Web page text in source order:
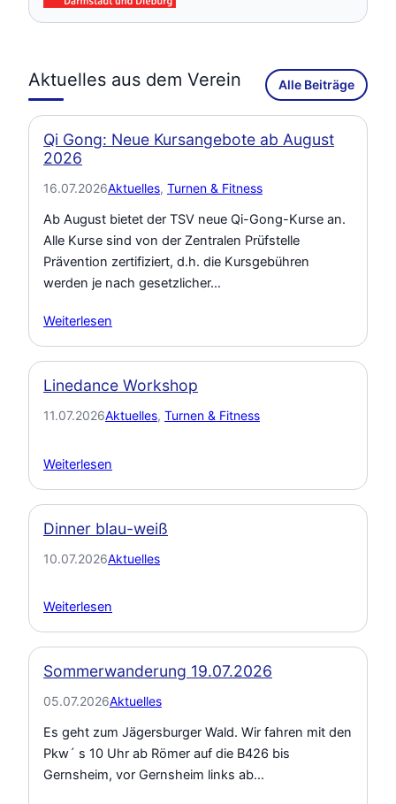
Aktuelles aus dem Verein Alle Beiträge
Qi Gong: Neue Kursangebote ab August
2026
16.07.2026Aktuelles, Turnen & Fitness
Ab August bietet der TSV neue Qi-Gong-Kurse an.
Alle Kurse sind von der Zentralen Prüfstelle
Prävention zertifiziert, d.h. die Kursgebühren
werden je nach gesetzlicher…
Weiterlesen
Linedance Workshop
11.07.2026Aktuelles, Turnen & Fitness
Weiterlesen
Dinner blau-weiß
10.07.2026Aktuelles
Weiterlesen
Sommerwanderung 19.07.2026
05.07.2026Aktuelles
Es geht zum Jägersburger Wald. Wir fahren mit den
Pkw´ s 10 Uhr ab Römer auf die B426 bis
Gernsheim, vor Gernsheim links ab…